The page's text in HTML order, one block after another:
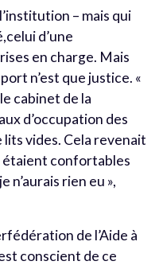
– mais qui
d’une
en charge. Mais
n’est que justice. «
cabinet de la
d’occupation des
lits vides. Cela revenait
étaient confortables
n’aurais rien eu »,
de l’Aide à
conscient de ce